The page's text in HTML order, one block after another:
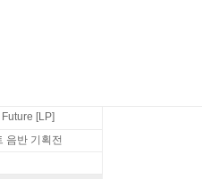
[LP]
음반 기획전